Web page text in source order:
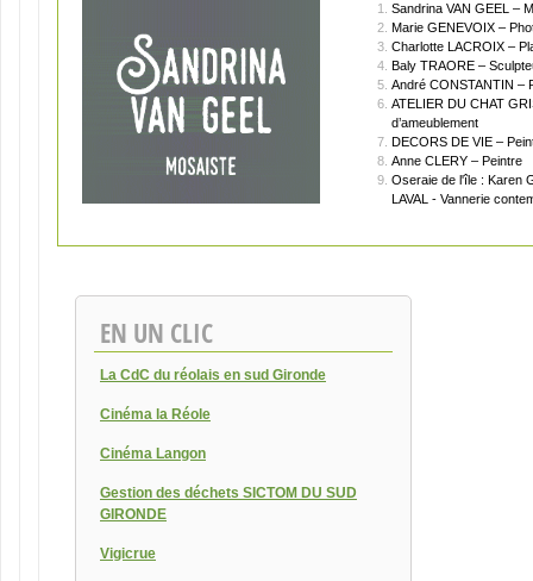
Sandrina VAN GEEL –
Marie GENEVOIX –
Charlotte LACROIX –
Baly TRAORE –
André CONSTANTIN –
ATELIER DU CHAT
d’ameublement
DECORS DE VIE –
Anne CLERY – Peintre
Oseraie de l'île : Karen
LAVAL - Vannerie
EN UN CLIC
La CdC du réolais en sud Gironde
Cinéma la Réole
Cinéma Langon
Gestion des déchets SICTOM DU SUD
GIRONDE
Vigicrue